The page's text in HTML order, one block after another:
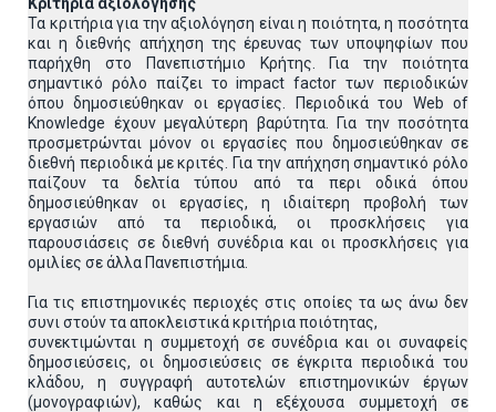
Τα κριτήρια για την αξιολόγηση είναι η ποιότητα, η ποσότητα
και η διεθνής απήχηση της έρευνας των υποψηφίων που
παρήχθη στο Πανεπιστήμιο Κρήτης. Για την ποιότητα
σημαντικό ρόλο παίζει το impact factor των περιοδικών
όπου δημοσιεύθηκαν οι εργασίες. Περιοδικά του Web of
Knowledge έχουν μεγαλύτερη βαρύτητα. Για την ποσότητα
προσμετρώνται μόνον οι εργασίες που δημοσιεύθηκαν σε
διεθνή περιοδικά με κριτές. Για την απήχηση σημαντικό ρόλο
παίζουν τα δελτία τύπου από τα περι οδικά όπου
δημοσιεύθηκαν οι εργασίες, η ιδιαίτερη προβολή των
εργασιών από τα περιοδικά, οι προσκλήσεις για
παρουσιάσεις σε διεθνή συνέδρια και οι προσκλήσεις για
ομιλίες σε άλλα Πανεπιστήμια.
Για τις επιστημονικές περιοχές στις οποίες τα ως άνω δεν
συνι στούν τα αποκλειστικά κριτήρια ποιότητας,
συνεκτιμώνται η συμμετοχή σε συνέδρια και οι συναφείς
δημοσιεύσεις, οι δημοσιεύσεις σε έγκριτα περιοδικά του
κλάδου, η συγγραφή αυτοτελών επιστημονικών έργων
(μονογραφιών), καθώς και η εξέχουσα συμμετοχή σε